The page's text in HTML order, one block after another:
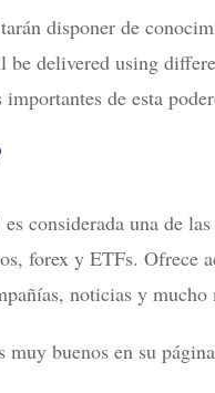
disponer de
delivered using
de esta
es considerada una de
forex y ETFs. Ofrece
noticias y mucho
muy buenos en su